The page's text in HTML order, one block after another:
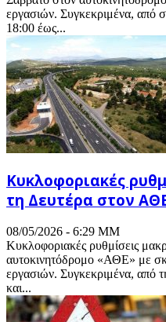
εργασιών. Συγκεκριμένα, από
18:00 έως...
Κυκλοφοριακές
τη Δευτέρα στον
08/05/2026 - 6:29 ΜΜ
Κυκλοφοριακές ρυθμίσεις
αυτοκινητόδρομο «ΑΘΕ» με
εργασιών. Συγκεκριμένα, από
και...